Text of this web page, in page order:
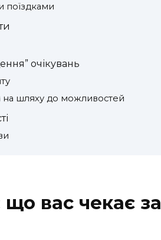
поїздками
очікувань
на шляху до можливостей
що вас чекає за